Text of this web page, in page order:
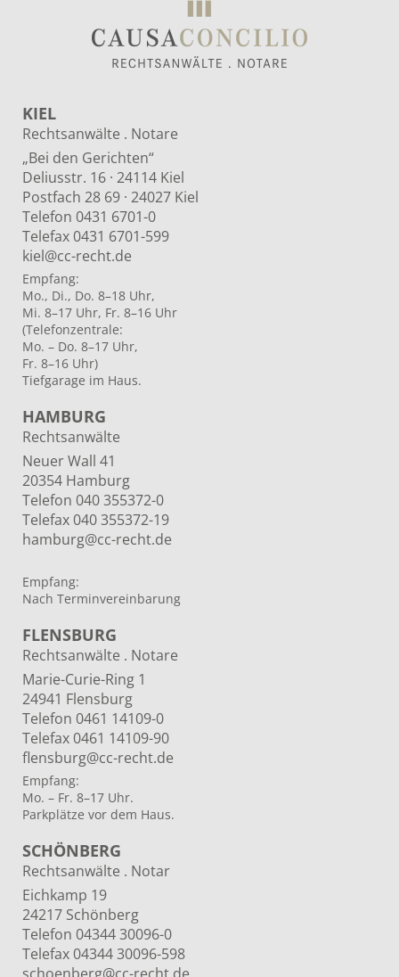
KIEL
Rechtsanwälte . Notare
„Bei den Gerichten“
Deliusstr. 16 · 24114 Kiel
Postfach 28 69 · 24027 Kiel
Telefon 0431 6701-0
Telefax 0431 6701-599
kiel@cc-recht.de
Empfang:
Mo., Di., Do. 8–18 Uhr,
Mi. 8–17 Uhr, Fr. 8–16 Uhr
(Telefonzentrale:
Mo. – Do. 8–17 Uhr,
Fr. 8–16 Uhr)
Tiefgarage im Haus.
HAMBURG
Rechtsanwälte
Neuer Wall 41
20354 Hamburg
Telefon 040 355372-0
Telefax 040 355372-19
hamburg@cc-recht.de
Empfang:
Nach Terminvereinbarung
FLENSBURG
Rechtsanwälte . Notare
Marie-Curie-Ring 1
24941 Flensburg
Telefon 0461 14109-0
Telefax 0461 14109-90
flensburg@cc-recht.de
Empfang:
Mo. – Fr. 8–17 Uhr.
Parkplätze vor dem Haus.
SCHÖNBERG
Rechtsanwälte . Notar
Eichkamp 19
24217 Schönberg
Telefon 04344 30096-0
Telefax 04344 30096-598